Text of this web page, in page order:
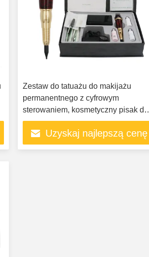
Zestaw do tatuażu do makijażu
permanentnego z cyfrowym
sterowaniem, kosmetyczny pisak do
tatuażu
Uzyskaj najlepszą cenę